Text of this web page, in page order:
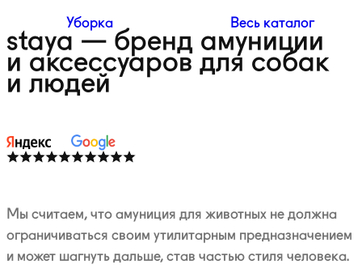
Уборка Весь каталог
staya — бренд амуниции
и аксессуаров для собак
и людей
Мы считаем, что амуниция для животных не должна
ограничиваться своим утилитарным предназначением
и может шагнуть дальше, став частью стиля человека.